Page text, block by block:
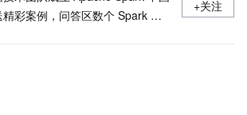
彩案例，问答区数个 Spark 技
+关注